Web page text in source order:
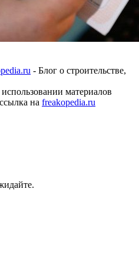
- Блог о строительстве,
материалов
на freakopedia.ru